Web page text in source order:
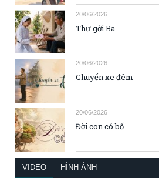
20/06/2026
Thư gởi Ba
20/06/2026
Chuyến xe đêm
20/06/2026
Đời con có bố
VIDEO HÌNH ẢNH